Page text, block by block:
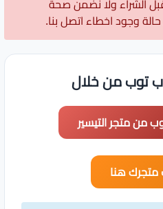
الشراء ولا نضمن صحة
توب من خلال
من متجر التيسير
هنا